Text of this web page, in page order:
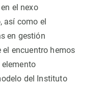
el nexo
así como el
en gestión
encuentro hemos
del Instituto